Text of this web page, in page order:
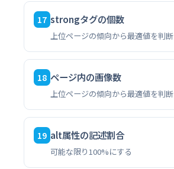
17 strongタグの個数
上位ページの傾向から最適値を判断
18 ページ内の画像数
上位ページの傾向から最適値を判断
19 alt属性の記述割合
可能な限り100%にする